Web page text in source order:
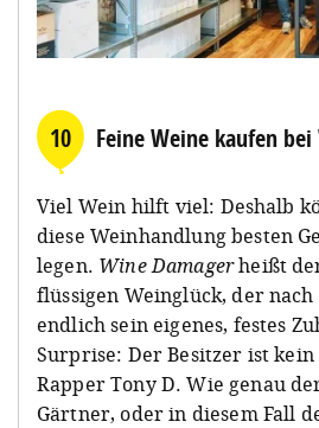
10 Feine Weine kaufen
Viel Wein hilft viel: Deshalb
diese Weinhandlung besten
legen. Wine Damagerheißt
flüssigen Weinglück, der nach
endlich sein eigenes, festes
Surprise: Der Besitzer ist
Rapper Tony D. Wie genau
Gärtner, oder in diesem Fall